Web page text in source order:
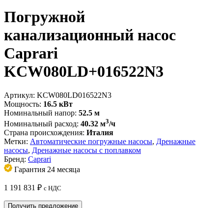
Погружной
канализационный насос
Caprari
KCW080LD+016522N3
Артикул: KCW080LD016522N3
Мощность: 16.5 кВт
Номинальный напор: 52.5 м
Номинальный расход: 40.32 м3/ч
Страна происхождения: Италия
Метки: Автоматические погружные насосы, Дренажные
насосы, Дренажные насосы с поплавком
Бренд: Caprari
Гарантия 24 месяца
1 191 831 ₽ с НДС
Получить предложение